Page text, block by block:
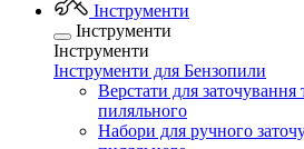
Інструменти
Інструменти
Інструменти
Інструменти для Бензопили
Верстати для
пиляльного
Набори для ручного